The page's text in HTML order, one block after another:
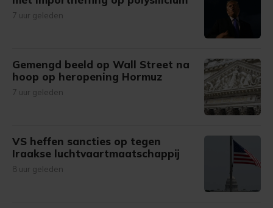
7 uur geleden
Gemengd beeld op Wall Street na
hoop op heropening Hormuz
7 uur geleden
VS heffen sancties op tegen
Iraakse luchtvaartmaatschappij
8 uur geleden